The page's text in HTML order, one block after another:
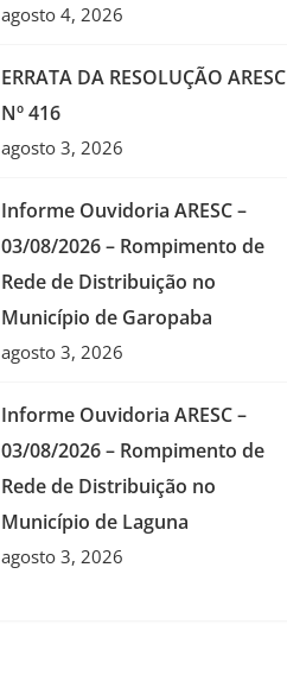
agosto 4, 2026
ERRATA DA RESOLUÇÃO ARESC
Nº 416
agosto 3, 2026
Informe Ouvidoria ARESC –
03/08/2026 – Rompimento de
Rede de Distribuição no
Município de Garopaba
agosto 3, 2026
Informe Ouvidoria ARESC –
03/08/2026 – Rompimento de
Rede de Distribuição no
Município de Laguna
agosto 3, 2026